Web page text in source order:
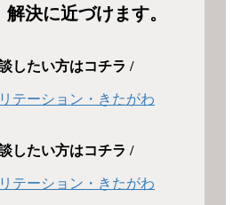
決に近づけます。
したい方はコチラ /
したい方はコチラ /